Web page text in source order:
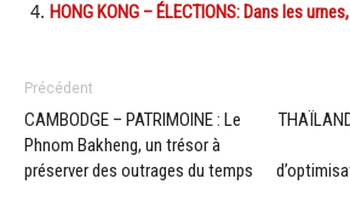
HONG KONG – ÉLECTIONS: Dans les
Précédent
CAMBODGE – PATRIMOINE : Le
Phnom Bakheng, un trésor à
préserver des outrages du temps